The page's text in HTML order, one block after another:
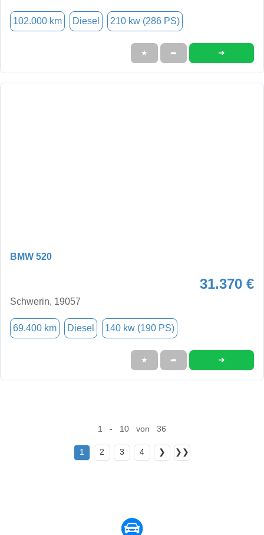
102.000 km Diesel 210 kw (286 PS)
★ ➦ ➜
BMW 520
31.370 €
Schwerin, 19057
69.400 km Diesel 140 kw (190 PS)
★ ➦ ➜
1 - 10 von 36
1 2 3 4 ❯ ❯❯